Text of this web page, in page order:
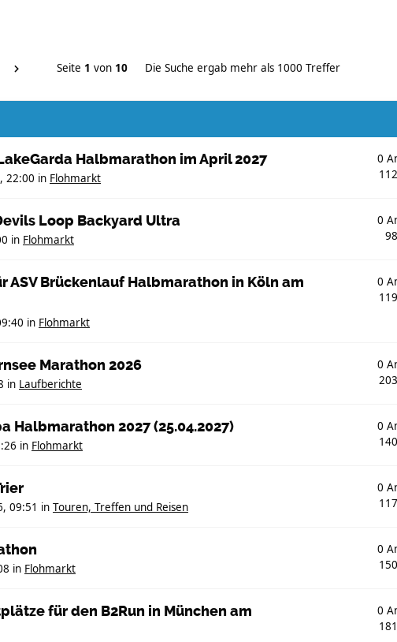
Seite 1 von 10 Die Suche ergab mehr als 1000 Treffer
Halbmarathon im April 2027
22:00 in Flohmarkt
0
Loop Backyard Ultra
in Flohmarkt
0
ASV Brückenlauf Halbmarathon in Köln am
in Flohmarkt
0
Marathon 2026
in Laufberichte
0
Halbmarathon 2027 (25.04.2027)
in Flohmarkt
0
09:51 in Touren, Treffen und Reisen
0
in Flohmarkt
0
für den B2Run in München am
0